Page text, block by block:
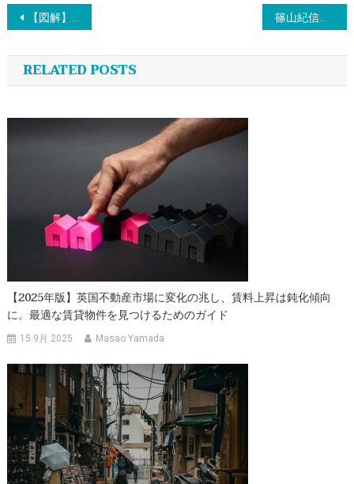
投
稿
ナ
ビ
ー
ョ
ン
【図解】11月の日本人出国者数、103万人 －日本政府観光局（速報） 篠山紀信さんの追悼に宮沢りえが感謝、写真集「Ｓａｎｔａ Ｆｅ」で記念
RELATED POSTS
【2025年版】英国不動産市場に変化の兆し、賃料上昇は鈍化傾向
に。最適な賃貸物件を見つけるためのガイド
15 9月 2025 Masao Yamada